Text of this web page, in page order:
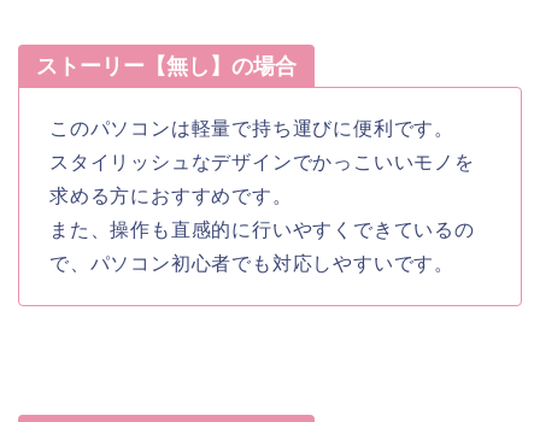
ストーリー【無し】の場合
このパソコンは軽量で持ち運びに便利です。
スタイリッシュなデザインでかっこいいモノを
求める方におすすめです。
また、操作も直感的に行いやすくできているの
で、パソコン初心者でも対応しやすいです。